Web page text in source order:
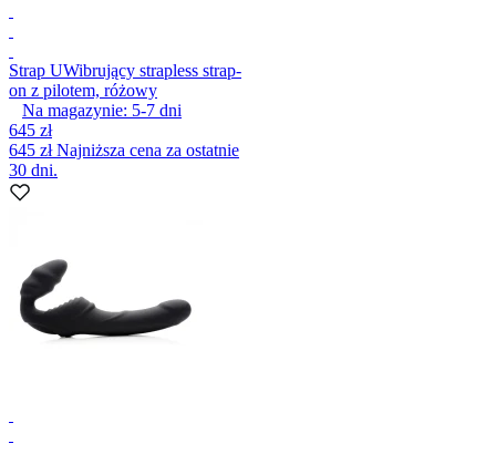
Strap UWibrujący strapless strap-
on z pilotem, różowy
Na magazynie: 5-7 dni
645 zł
645 złNajniższa cena za ostatnie
30 dni.